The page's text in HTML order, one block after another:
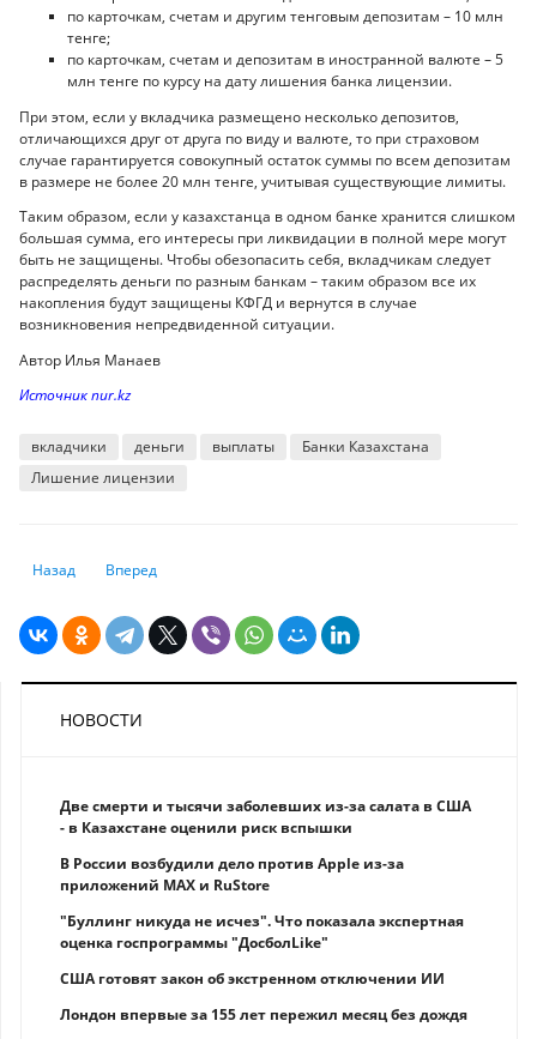
по карточкам, счетам и другим тенговым депозитам – 10 млн
тенге;
по карточкам, счетам и депозитам в иностранной валюте – 5
млн тенге по курсу на дату лишения банка лицензии.
При этом, если у вкладчика размещено несколько депозитов,
отличающихся друг от друга по виду и валюте, то при страховом
случае гарантируется совокупный остаток суммы по всем депозитам
в размере не более 20 млн тенге, учитывая существующие лимиты.
Таким образом, если у казахстанца в одном банке хранится слишком
большая сумма, его интересы при ликвидации в полной мере могут
быть не защищены. Чтобы обезопасить себя, вкладчикам следует
распределять деньги по разным банкам – таким образом все их
накопления будут защищены КФГД и вернутся в случае
возникновения непредвиденной ситуации.
Автор Илья Манаев
Источник nur.kz
вкладчики деньги выплаты
Банки Казахстана
Лишение лицензии
Предыдущий: Чиновники ФРС сделали ряд громких заявлений
Назад Следующий: Просроченные кредиты казахстанцев: какие
Вперед
НОВОСТИ
Две смерти и тысячи заболевших из-за салата в США
- в Казахстане оценили риск вспышки
В России возбудили дело против Apple из-за
приложений MAX и RuStore
"Буллинг никуда не исчез". Что показала экспертная
оценка госпрограммы "ДосболLike"
США готовят закон об экстренном отключении ИИ
Лондон впервые за 155 лет пережил месяц без дождя